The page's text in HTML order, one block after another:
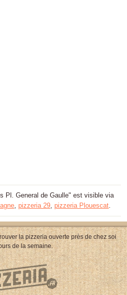
Pl. General de Gaulle" est visible via
pizzeria 29 pizzeria Plouescat
la pizzeria ouverte près de chez soi
de la semaine.